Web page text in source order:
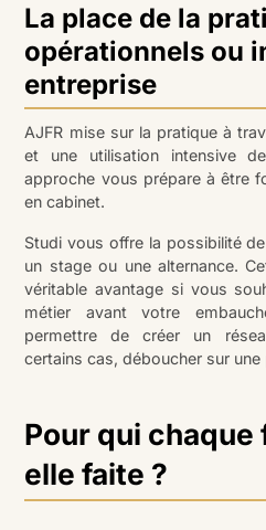
La place de la
opérationnels ou
entreprise
AJFR mise sur la pratique à
et une utilisation intensive
approche vous prépare à être
en cabinet.
Studi vous offre la possibilité
un stage ou une alternance.
véritable avantage si vous
métier avant votre
permettre de créer un
certains cas, déboucher sur une
Pour qui
elle faite ?